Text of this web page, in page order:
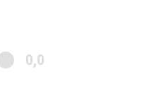
0,0